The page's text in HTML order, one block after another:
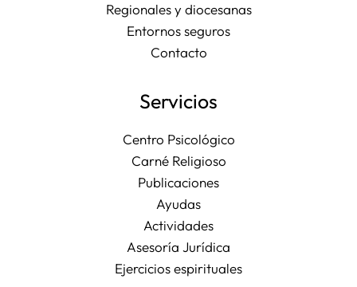
Regionales y diocesanas
Entornos seguros
Contacto
Servicios
Centro Psicológico
Carné Religioso
Publicaciones
Ayudas
Actividades
Asesoría Jurídica
Ejercicios espirituales